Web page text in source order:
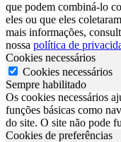
que podem combiná-lo
eles ou que eles
mais informações,
nossa política de
Cookies necessários
Cookies necessários
Sempre habilitado
Os cookies necessários
funções básicas como
do site. O site não pode
Cookies de preferências